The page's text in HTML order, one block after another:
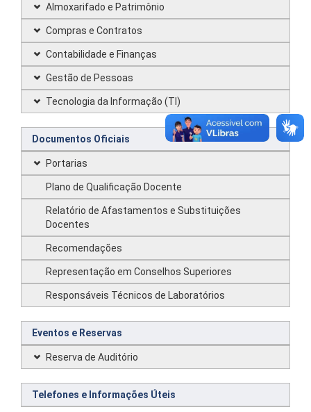
Almoxarifado e Patrimônio
Compras e Contratos
Contabilidade e Finanças
Gestão de Pessoas
Tecnologia da Informação (TI)
Documentos Oficiais
Portarias
Plano de Qualificação Docente
Relatório de Afastamentos e Substituições
Docentes
Recomendações
Representação em Conselhos Superiores
Responsáveis Técnicos de Laboratórios
Eventos e Reservas
Reserva de Auditório
Telefones e Informações Úteis